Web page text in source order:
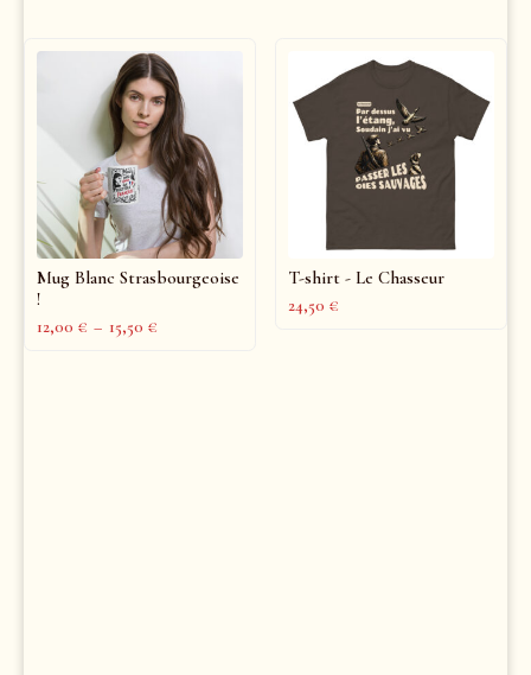
Mug Blanc Strasbourgeoise
!
12,00 € – 15,50 €
T-shirt - Le Chasseur
24,50 €